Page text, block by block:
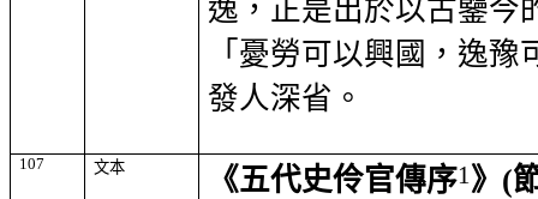
逸，正是出於以古鑒今
「憂勞可以興國，逸
發人深省。
107 文本 《五代史伶官傳序1 》 (